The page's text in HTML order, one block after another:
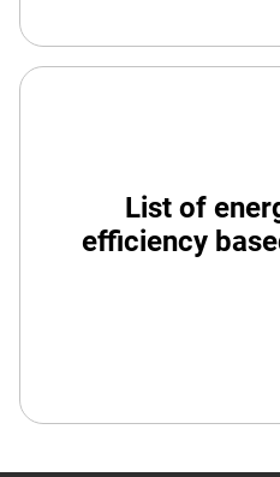
List of
efficiency